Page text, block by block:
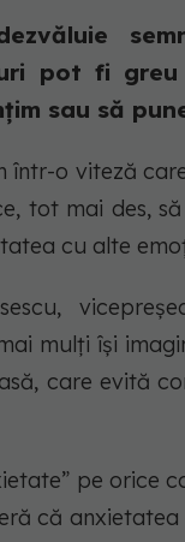
pot fi
sau să
o viteză
tot mai des,
cu alte
mulți își
care evită
pe orice
că